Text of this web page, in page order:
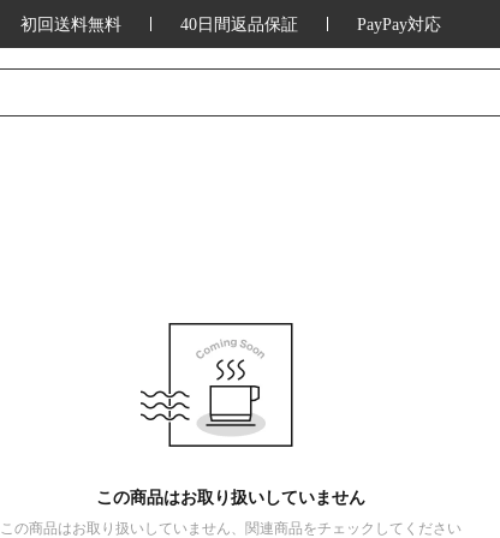
初回送料無料 40日間返品保証 PayPay対応
この商品はお取り扱いしていません
この商品はお取り扱いしていません、関連商品をチェックしてください